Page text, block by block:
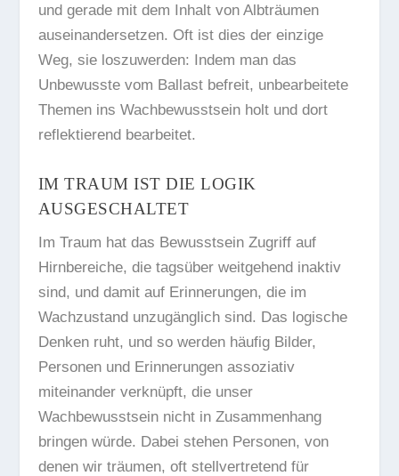
und gerade mit dem Inhalt von Albträumen
auseinandersetzen. Oft ist dies der einzige
Weg, sie loszuwerden: Indem man das
Unbewusste vom Ballast befreit, unbearbeitete
Themen ins Wachbewusstsein holt und dort
reflektierend bearbeitet.
IM TRAUM IST DIE LOGIK
AUSGESCHALTET
Im Traum hat das Bewusstsein Zugriff auf
Hirnbereiche, die tagsüber weitgehend inaktiv
sind, und damit auf Erinnerungen, die im
Wachzustand unzugänglich sind. Das logische
Denken ruht, und so werden häufig Bilder,
Personen und Erinnerungen assoziativ
miteinander verknüpft, die unser
Wachbewusstsein nicht in Zusammenhang
bringen würde. Dabei stehen Personen, von
denen wir träumen, oft stellvertretend für